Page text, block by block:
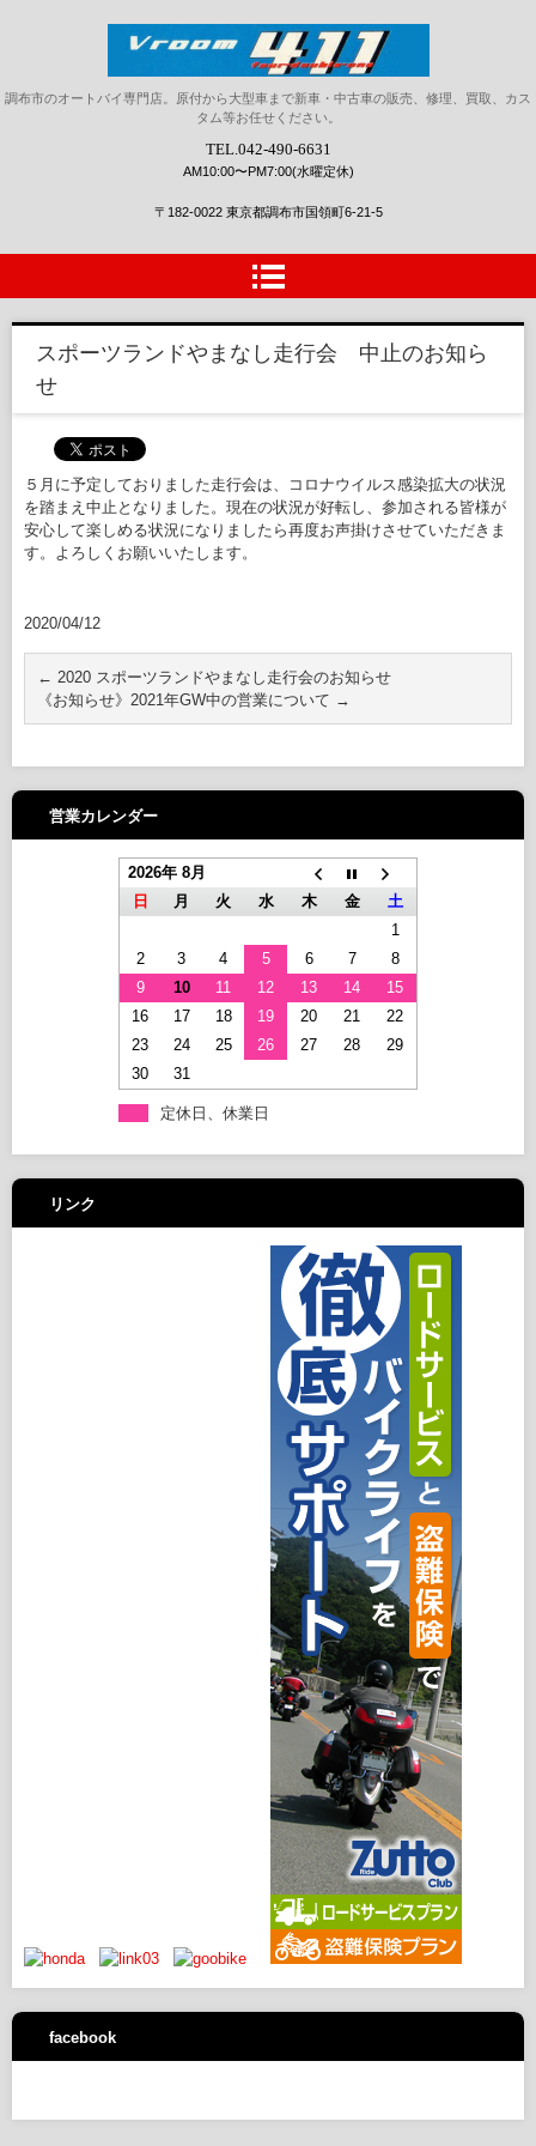
Vroom411(ブルーム411)｜調
布、狛江、府中、三鷹、川崎、
ホンダバイク新車、中古車、パ
調布市のオートバイ専門店。原付から大型車まで新車・中古車の販売、修理、買取、カス
タム等お任せください。
TEL.042-490-6631
AM10:00〜PM7:00(水曜定休)
〒182-0022 東京都調布市国領町6-21-5
スポーツランドやまなし走行会 中止のお知ら
せ
５月に予定しておりました走行会は、コロナウイルス感染拡大の状況
を踏まえ中止となりました。現在の状況が好転し、参加される皆様が
安心して楽しめる状況になりましたら再度お声掛けさせていただきま
す。よろしくお願いいたします。
2020/04/12
← 2020 スポーツランドやまなし走行会のお知らせ
《お知らせ》2021年GW中の営業について →
営業カレンダー
2026年 8月
日
月 火 水 木 金
土
1
2
3 4 5 6 7
8
9
10 11 12 13 14
15
16
17 18 19 20 21
22
23
24 25 26 27 28
29
30
31
定休日、休業日
リンク
facebook